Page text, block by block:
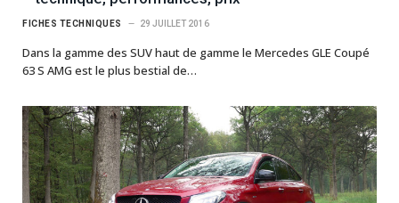
FICHES TECHNIQUES 29 JUILLET 2016
Dans la gamme des SUV haut de gamme le Mercedes GLE Coupé
63 S AMG est le plus bestial de…